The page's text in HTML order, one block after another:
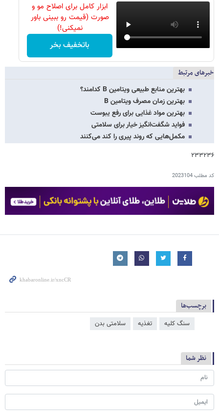
ابزار کامل برای اصلاح مو و
صورت (قیمت رو ببینی باور
نمیکنی!)
باتخفیف بخر
خبرهای مرتبط
بهترین منابع طبیعی ویتامین B کدامند؟
بهترین زمان مصرف ویتامین B
بهترین مواد غذایی برای رفع یبوست
فواید شگفت‌انگیز خیار برای سلامتی
مکمل‌هایی که روند پیری را کند می‌کنند
۲۳۳۲۳۶
کد مطلب2023104
برچسب‌ها
سنگ کلیه تغذیه سلامتی بدن
نظر شما